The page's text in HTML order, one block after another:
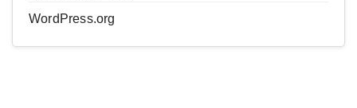
WordPress.org